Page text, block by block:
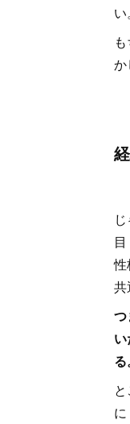
か
共
つ
る